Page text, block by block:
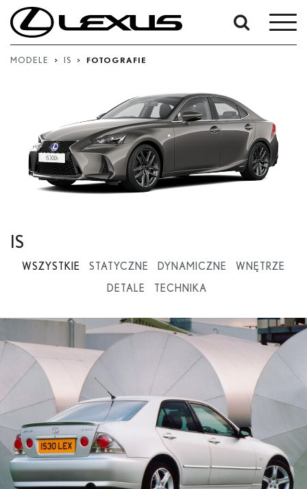
MODELE > IS > FOTOGRAFIE
IS
WSZYSTKIE STATYCZNE DYNAMICZNE WNĘTRZE
DETALE TECHNIKA
W
okresie
Od
Data rozpoczęcia
Zakończ